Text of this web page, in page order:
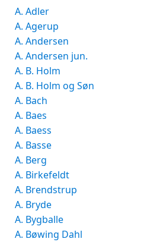
A. Adler
A. Agerup
A. Andersen
A. Andersen jun.
A. B. Holm
A. B. Holm og Søn
A. Bach
A. Baes
A. Baess
A. Basse
A. Berg
A. Birkefeldt
A. Brendstrup
A. Bryde
A. Bygballe
A. Bøwing Dahl